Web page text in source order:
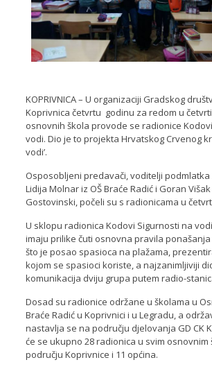
KOPRIVNICA – U organizaciji Gradskog
Koprivnica četvrtu godinu za redom u
osnovnih škola provode se radionice
vodi. Dio je to projekta Hrvatskog Crvenog
vodi’.
Osposobljeni predavači, voditelji podmlatka
Lidija Molnar iz OŠ Braće Radić i Goran Višak
Gostovinski, počeli su s radionicama u
U sklopu radionica Kodovi Sigurnosti na
imaju prilike čuti osnovna pravila
što je posao spasioca na plažama,
kojom se spasioci koriste, a najzanimljiviji
komunikacija dviju grupa putem radio-
Dosad su radionice održane u školama u
Braće Radić u Koprivnici i u Legradu, a
nastavlja se na području djelovanja GD CK
će se ukupno 28 radionica u svim osnovnim
području Koprivnice i 11 općina.